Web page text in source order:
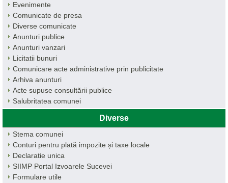
Evenimente
Comunicate de presa
Diverse comunicate
Anunturi publice
Anunturi vanzari
Licitatii bunuri
Comunicare acte administrative prin publicitate
Arhiva anunturi
Acte supuse consultării publice
Salubritatea comunei
Diverse
Stema comunei
Conturi pentru plată impozite și taxe locale
Declaratie unica
SIIMP Portal Izvoarele Sucevei
Formulare utile